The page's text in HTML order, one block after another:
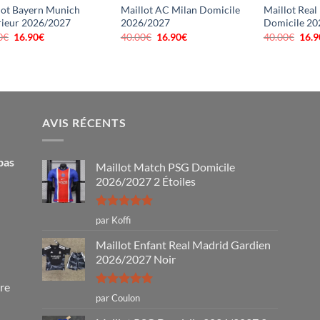
Bayern Munich
2026/2027
€ Le
16.90€
Maillot AC Milan Domicile
2026/2027
40.00€ Le
16.90€
Maillot
Domicile
40.00€ Le
AVIS RÉCENTS
Maillot Match PSG Domicile
2026/2027 2 Étoiles
Note5sur
5
par Koffi
Maillot Enfant Real Madrid Gardien
2026/2027 Noir
Note5sur
5
par Coulon